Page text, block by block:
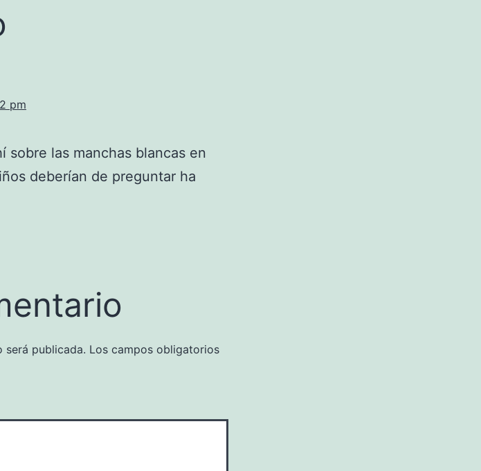
pm
sobre las manchas blancas en
deberían de preguntar ha
será publicada. Los campos obligatorios